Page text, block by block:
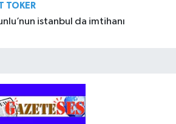
TOKER
istanbul da imtihanı